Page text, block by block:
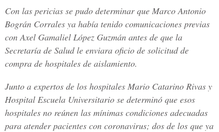
Con las pericias se pudo determinar que Marco Antonio
Bográn Corrales ya había tenido comunicaciones previas
con Axel Gamaliel López Guzmán antes de que la
Secretaría de Salud le enviara oficio de solicitud de
compra de hospitales de aislamiento.
Junto a expertos de los hospitales Mario Catarino Rivas y
Hospital Escuela Universitario se determinó que esos
hospitales no reúnen las mínimas condiciones adecuadas
para atender pacientes con coronavirus; dos de los que ya